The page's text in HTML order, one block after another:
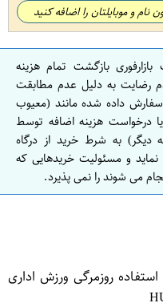
نام و موبایلتان را اضافه کنید
بازگشت تمام هزینه
رضایت به دلیل عدم مطابقت
سفارش داده شده مانند (معیوب
درخواست هزینه اضافه توسط
دیگر) به شرط خرید از درگاه
و مسئولیت خریدهایی که
می شوند را نمی پذیرد.
بند7 مناشب استفاده روزمرگی ورزش اداری